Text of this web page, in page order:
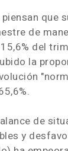
que
de
del
la
de
y